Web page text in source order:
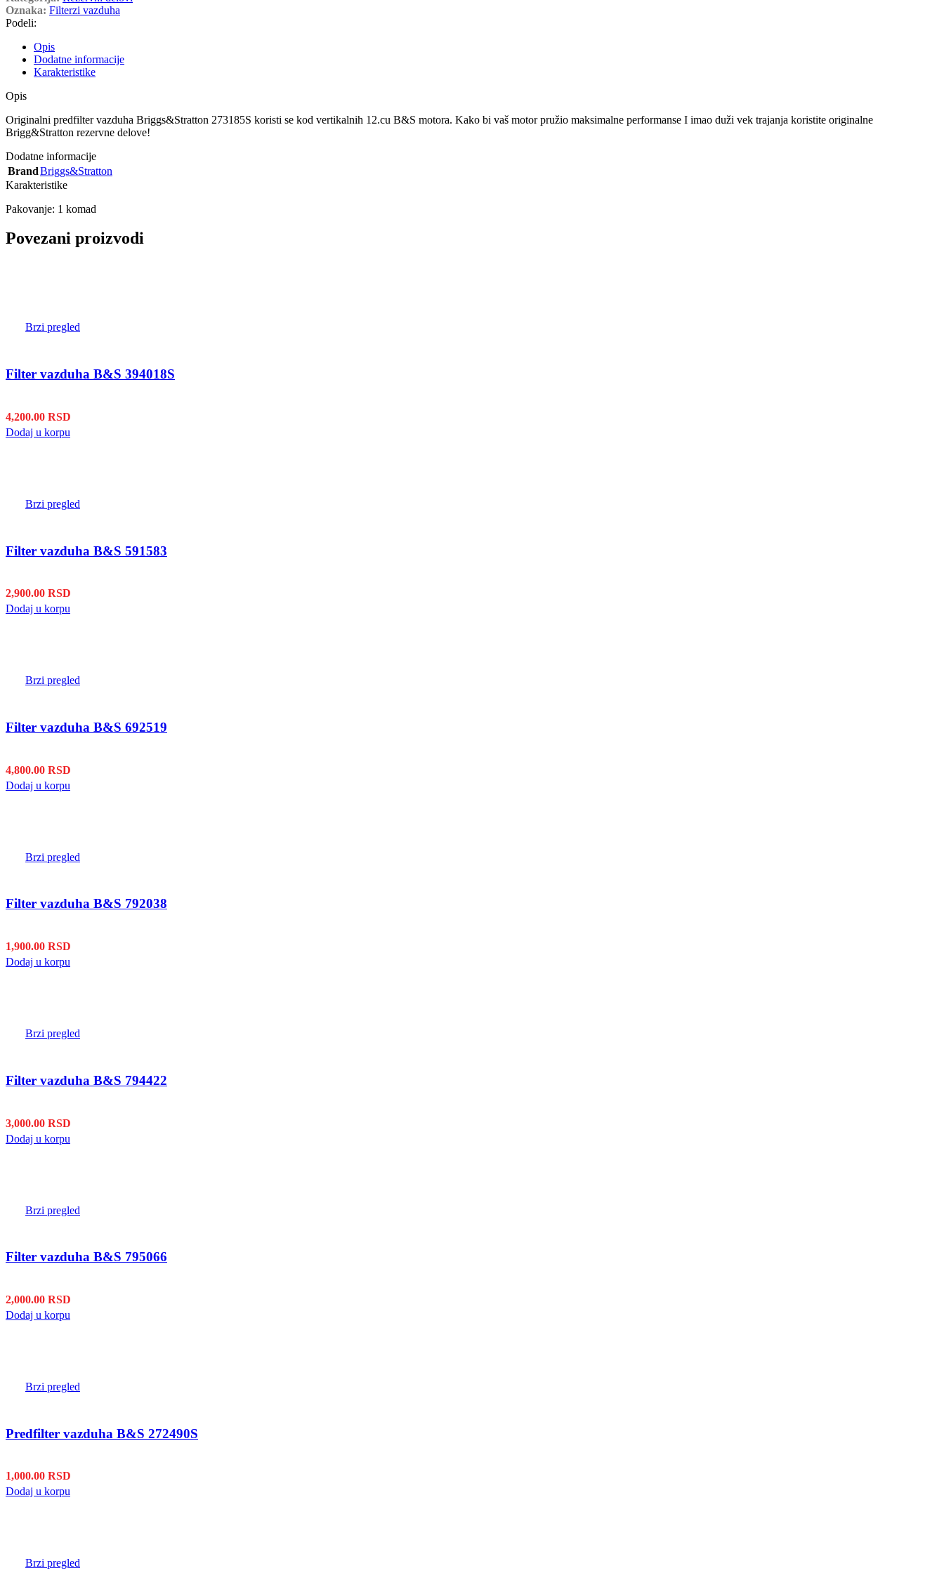
Oznaka: Filterzi vazduha
Podeli:
Opis
Dodatne informacije
Karakteristike
Opis
Originalni predfilter vazduha Briggs&Stratton 273185S koristi se kod vertikalnih 12.cu B&S motora. Kako bi vaš motor pružio maksimalne performanse I imao duži vek trajanja koristite originalne
Brigg&Stratton rezervne delove!
Dodatne informacije
BrandBriggs&Stratton
Karakteristike
Pakovanje: 1 komad
Povezani proizvodi
Brzi pregled
Filter vazduha B&S 394018S
4,200.00 RSD
Dodaj u korpu
Brzi pregled
Filter vazduha B&S 591583
2,900.00 RSD
Dodaj u korpu
Brzi pregled
Filter vazduha B&S 692519
4,800.00 RSD
Dodaj u korpu
Brzi pregled
Filter vazduha B&S 792038
1,900.00 RSD
Dodaj u korpu
Brzi pregled
Filter vazduha B&S 794422
3,000.00 RSD
Dodaj u korpu
Brzi pregled
Filter vazduha B&S 795066
2,000.00 RSD
Dodaj u korpu
Brzi pregled
Predfilter vazduha B&S 272490S
1,000.00 RSD
Dodaj u korpu
Brzi pregled